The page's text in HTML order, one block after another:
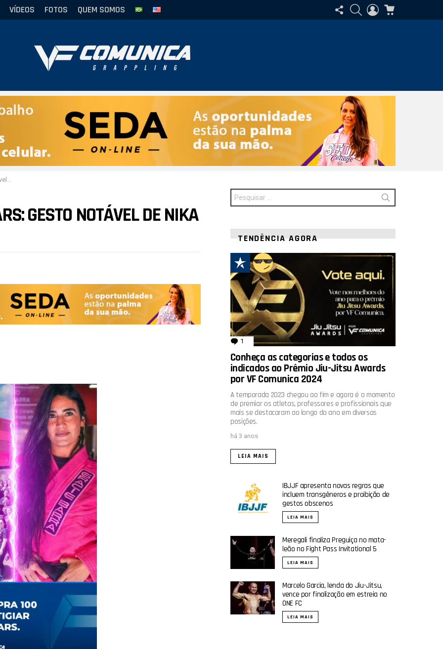
VÍDEOS FOTOS QUEM SOMOS
SIGA-
NOS
PESQUISAR
ENTRAR
GESTO NOTÁVEL DE NIKA
Procurar
por:
TENDÊNCIA AGORA
1 comentário
Conheça as categorias e todos os
indicados ao Prêmio Jiu-Jitsu Awards
por VF Comunica 2024
A temporada 2023 chegou ao fim e agora é o momento
de premiar os atletas, professores e profissionais que
mais se destacaram ao longo do ano em diversas
posições.
há 3 anos
LEIA MAIS
IBJJF apresenta novas regras que
incluem transgêneros e proibição de
gestos obscenos
LEIA MAIS
Meregali finaliza Preguiça no mata-
leão no Fight Pass Invitational 5
LEIA MAIS
Marcelo Garcia, lenda do Jiu-Jitsu,
vence por finalização em estreia no
ONE FC
LEIA MAIS